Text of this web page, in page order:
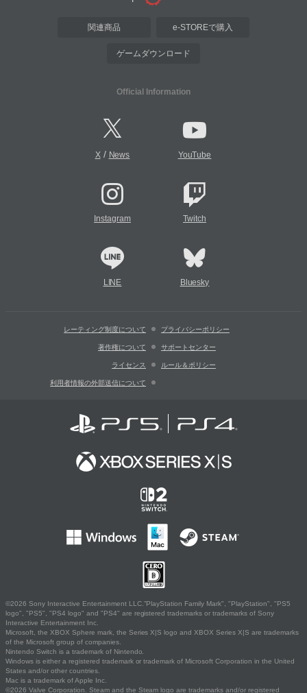
関連商品 e-STOREで購入
ゲームダウンロード
Official Information
X/ News YouTube
Instagram Twitch
LINE Bluesky
レーティング制度について プライバシーポリシー
著作権について サポートセンター
ライセンス ルール＆ポリシー
利用者情報の外部送信について
©2026 Sony Interactive Entertainment LLC."PlayStation Family Mark", "PlayStation", "PS5
logo", "PS5", "PS4 logo" and "PS4" are registered trademarks or trademarks of Sony
Interactive Entertainment Inc.
Microsoft, the XBOX Sphere mark, the Series X|S logo and XBOX Series X|S are trademarks
of the Microsoft group of companies.
Nintendo Switch is a trademark of Nintendo.
Windows is either a registered trademark or trademark of Microsoft Corporation in the United
States and/or other countries.
Mac is a trademark of Apple Inc.
©2026 Valve Corporation. Steam and the Steam logo are trademarks and/or registered